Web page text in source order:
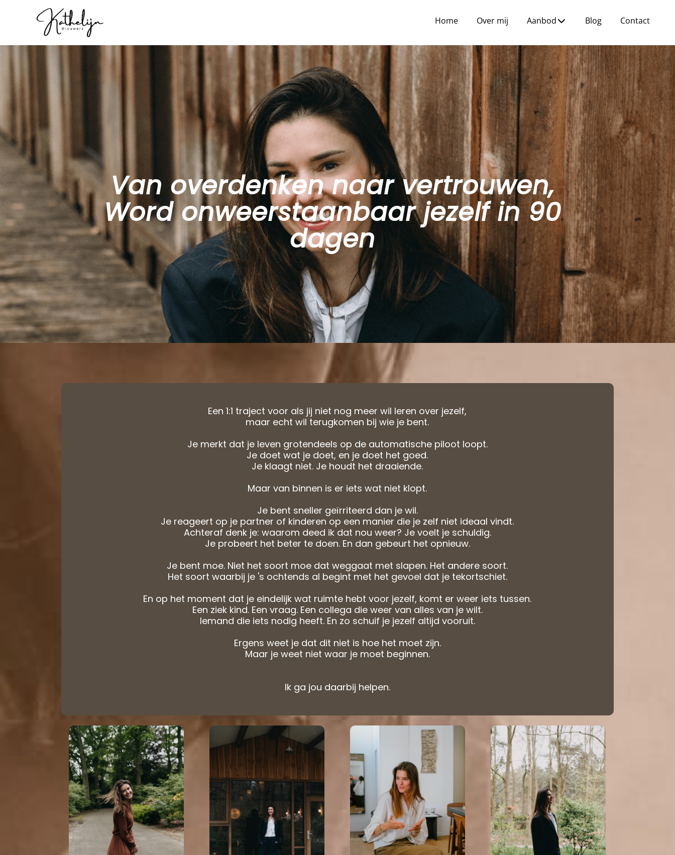
Home Over mij Aanbod Blog Contact
Van overdenken naar vertrouwen,
Word onweerstaanbaar jezelf in 90
dagen
Een 1:1 traject voor als jij niet nog meer wil leren over jezelf,
maar echt wil terugkomen bij wie je bent.
Je merkt dat je leven grotendeels op de automatische piloot loopt.
Je doet wat je doet, en je doet het goed.
Je klaagt niet. Je houdt het draaiende.
Maar van binnen is er iets wat niet klopt.
Je bent sneller geïrriteerd dan je wil.
Je reageert op je partner of kinderen op een manier die je zelf niet ideaal vindt.
Achteraf denk je: waarom deed ik dat nou weer? Je voelt je schuldig.
Je probeert het beter te doen. En dan gebeurt het opnieuw.
Je bent moe. Niet het soort moe dat weggaat met slapen. Het andere soort.
Het soort waarbij je 's ochtends al begint met het gevoel dat je tekortschiet.
En op het moment dat je eindelijk wat ruimte hebt voor jezelf, komt er weer iets tussen.
Een ziek kind. Een vraag. Een collega die weer van alles van je wilt.
Iemand die iets nodig heeft. En zo schuif je jezelf altijd vooruit.
Ergens weet je dat dit niet is hoe het moet zijn.
Maar je weet niet waar je moet beginnen.
Ik ga jou daarbij helpen.